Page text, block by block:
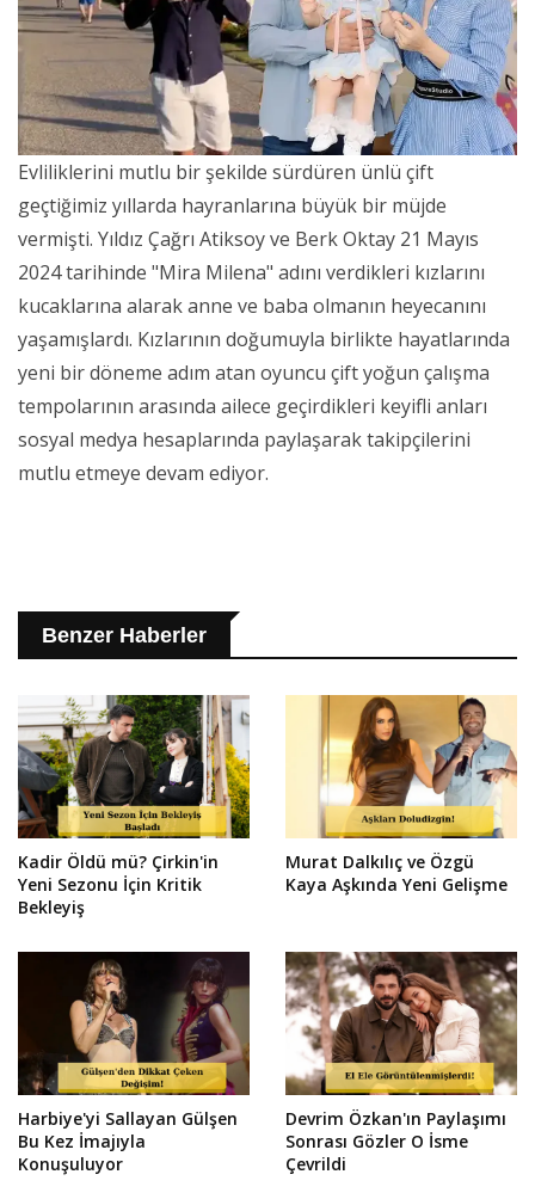
Evliliklerini mutlu bir şekilde sürdüren ünlü çift
geçtiğimiz yıllarda hayranlarına büyük bir müjde
vermişti. Yıldız Çağrı Atiksoy ve Berk Oktay 21 Mayıs
2024 tarihinde "Mira Milena" adını verdikleri kızlarını
kucaklarına alarak anne ve baba olmanın heyecanını
yaşamışlardı. Kızlarının doğumuyla birlikte hayatlarında
yeni bir döneme adım atan oyuncu çift yoğun çalışma
tempolarının arasında ailece geçirdikleri keyifli anları
sosyal medya hesaplarında paylaşarak takipçilerini
mutlu etmeye devam ediyor.
Benzer Haberler
Kadir Öldü mü? Çirkin'in
Yeni Sezonu İçin Kritik
Bekleyiş
Murat Dalkılıç ve Özgü
Kaya Aşkında Yeni Gelişme
Harbiye'yi Sallayan Gülşen
Bu Kez İmajıyla
Konuşuluyor
Devrim Özkan'ın Paylaşımı
Sonrası Gözler O İsme
Çevrildi